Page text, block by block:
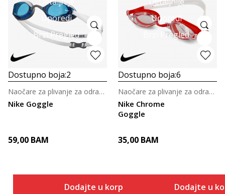
Uporedi
Brzi Pregled
Dostupno boja:2
Nike Goggle
Naočare za plivanje za odrasle
59,00 BAM
Dodajte u korpu
Uporedi
Brzi Pregled
Dostupno boja:6
Nike Chrome
Goggle
Naočare za plivanje za odrasle
35,00 BAM
Dodajte u